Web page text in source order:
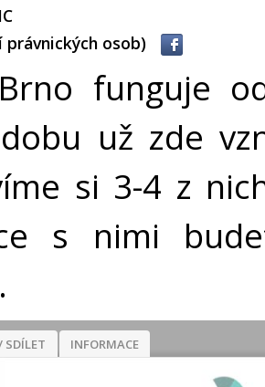
právnických osob)
funguje
už zde
si 3-4 z
s nimi
INFORMACE